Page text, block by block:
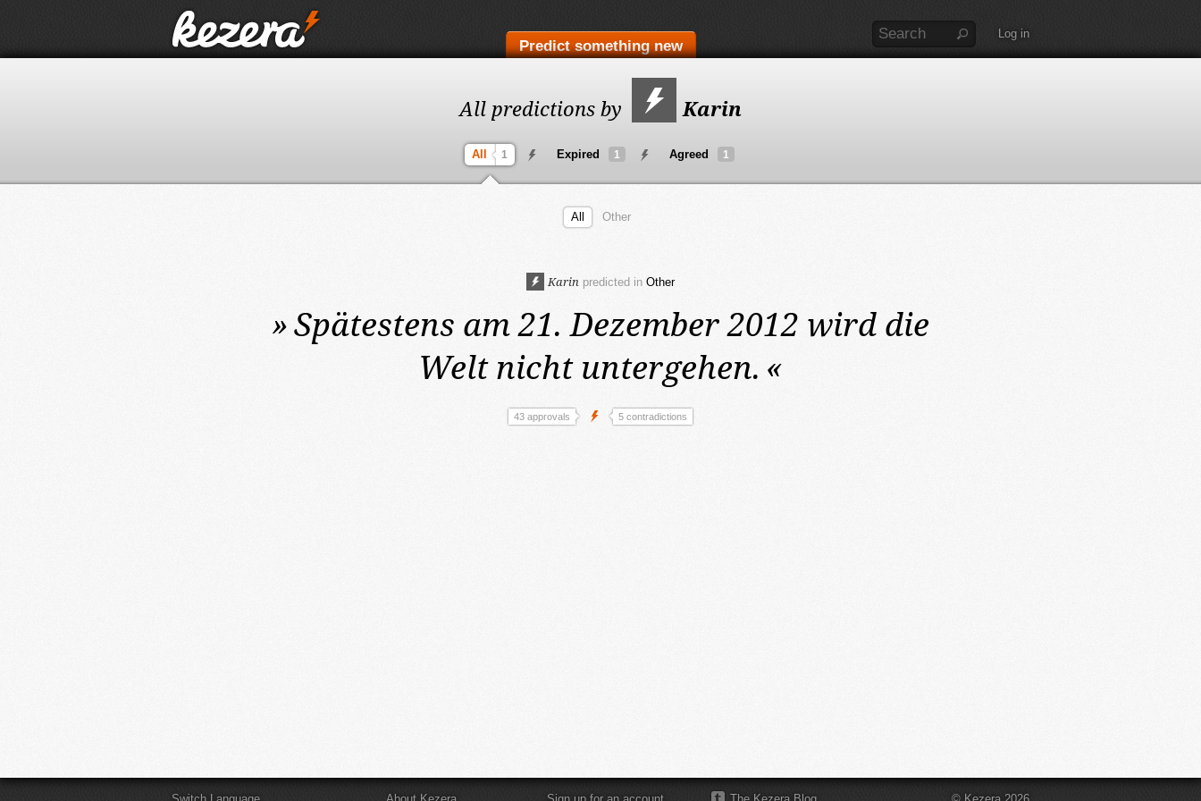
Predict something new
Log in
All predictions by Karin
All 1 Expired 1 Agreed 1
All Other
Karin predicted in Other
»Spätestens am 21. Dezember 2012 wird die
Welt nicht untergehen. «
43 approvals 5 contradictions